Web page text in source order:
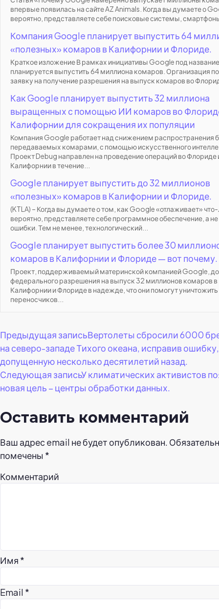
впервые появилась на сайте AZ Animals. Когда вы думаете о
вероятно, представляете себе поисковые системы,
Компания Google планирует выпустить 64
«полезных» комаров в Калифорнии и Флориде.
Краткое изложение В рамках инициативы Google под
планируется выпустить 64 миллиона комаров. Организация
заявку на получение разрешения на выпуск комаров во
Как Google планирует выпустить 32 миллиона
выращенных с помощью ИИ комаров во
Калифорнии для сокращения их популяции
Компания Google работает над снижением распространения
передаваемых комарами, с помощью искусственного
Проект Debug направлен на проведение операций во Флориде
Калифорнии в течение...
Google планирует выпустить до 32 миллионов
«полезных» комаров в Калифорнии и Флориде.
(KTLA) – Когда вы думаете о том, как Google «отлаживает»
вероятно, представляете себе программное обеспечение, а
ошибки. Тем не менее, технологический...
Google планирует выпустить более 30
комаров в Калифорнии и Флориде — вот почему.
Проект, поддерживаемый материнской компанией Google,
федерального разрешения на выпуск 32 миллионов комаров в
Калифорнии и Флориде в надежде, что они помогут
переносчиков...
Навигация
по
записям
Предыдущая записьВертолеты сбросили 6000
на северо-западе Тихого океана, исправив ошибку,
допущенную несколько десятилетий назад.
Следующая записьУ климатических активистов
новая цель – центры обработки данных.
Оставить комментарий
Ваш адрес email не будет опубликован.
помечены *
Комментарий
Имя *
Email *